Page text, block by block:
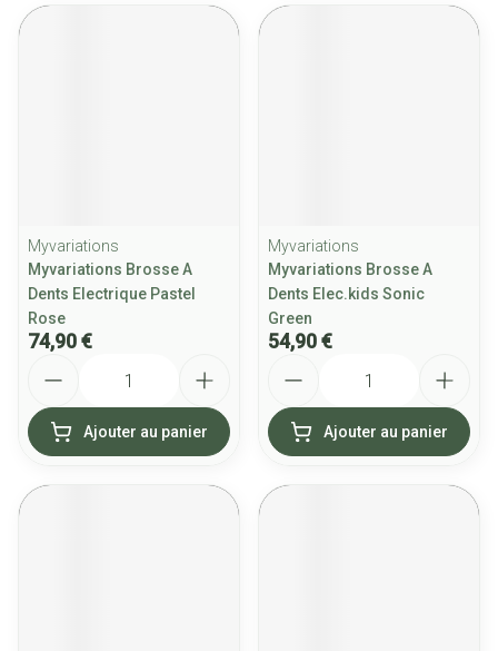
Myvariations
Myvariations Brosse A
Dents Electrique Pastel
Rose
74,90 €
Ajouter au panier
Myvariations
Myvariations Brosse A
Dents Elec.kids Sonic
Green
54,90 €
Ajouter au panier